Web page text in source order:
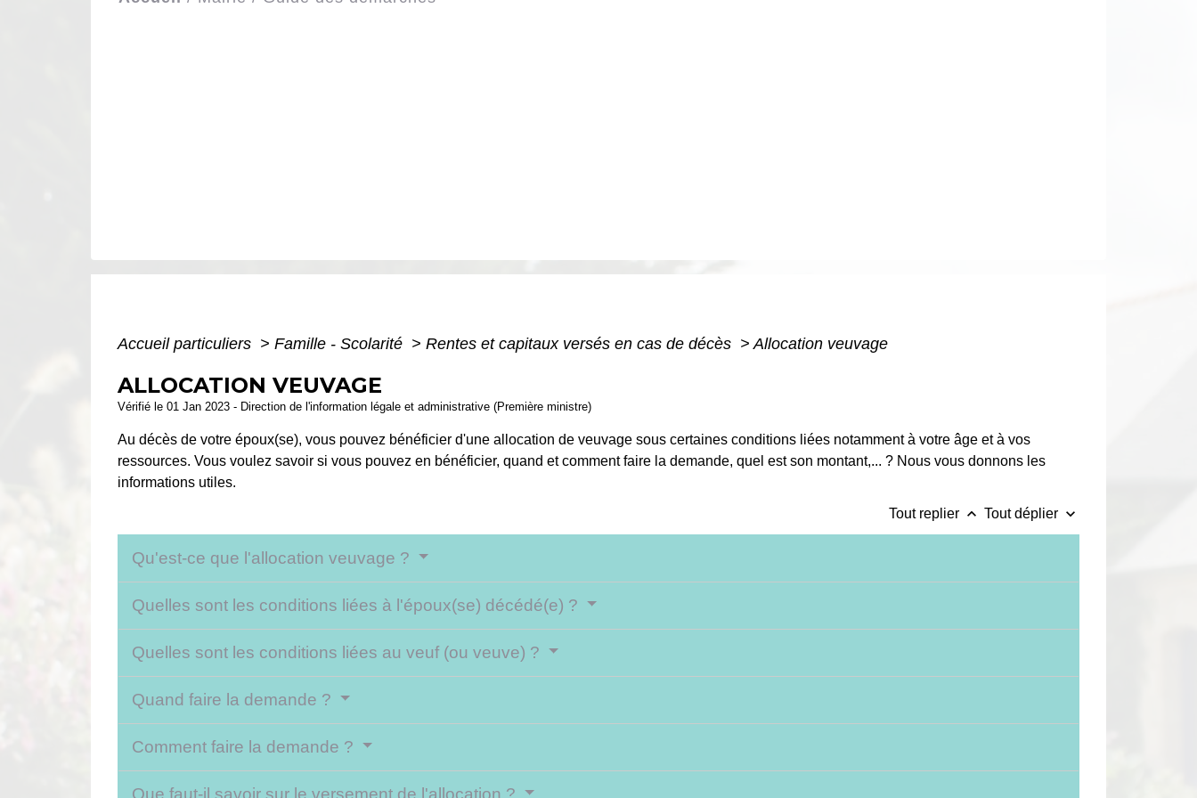
Accueil particuliers > Famille - Scolarité > Rentes et capitaux versés en cas de décès > Allocation veuvage
ALLOCATION VEUVAGE
Vérifié le 01 Jan 2023 - Direction de l'information légale et administrative (Première ministre)
Au décès de votre époux(se), vous pouvez bénéficier d'une allocation de veuvage sous certaines conditions liées notamment à votre âge et à vos
ressources. Vous voulez savoir si vous pouvez en bénéficier, quand et comment faire la demande, quel est son montant,... ? Nous vous donnons les
informations utiles.
Tout replier keyboard_arrow_up Tout déplier keyboard_arrow_down
Qu'est-ce que l'allocation veuvage ?
Quelles sont les conditions liées à l'époux(se) décédé(e) ?
Quelles sont les conditions liées au veuf (ou veuve) ?
Quand faire la demande ?
Comment faire la demande ?
Que faut-il savoir sur le versement de l'allocation ?